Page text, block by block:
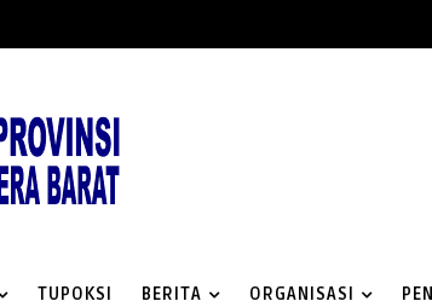
TUPOKSI BERITA ORGANISASI